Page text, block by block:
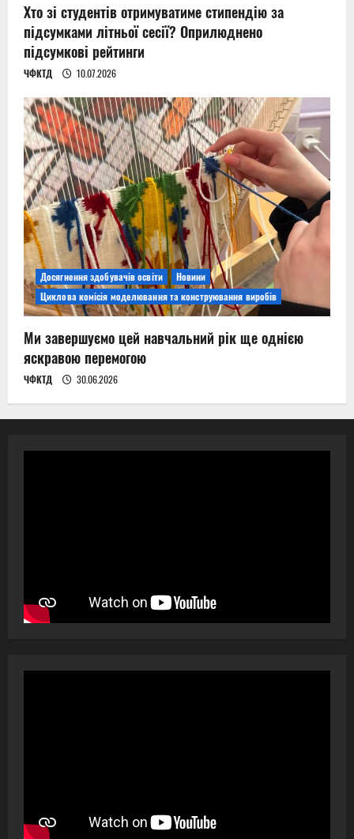
Хто зі студентів отримуватиме стипендію за
підсумками літньої сесії? Оприлюднено
підсумкові рейтинги
ЧФКТД 10.07.2026
Досягнення здобувачів освіти
Новини
Циклова комісія моделювання та конструювання виробів
Ми завершуємо цей навчальний рік ще однією
яскравою перемогою
ЧФКТД 30.06.2026